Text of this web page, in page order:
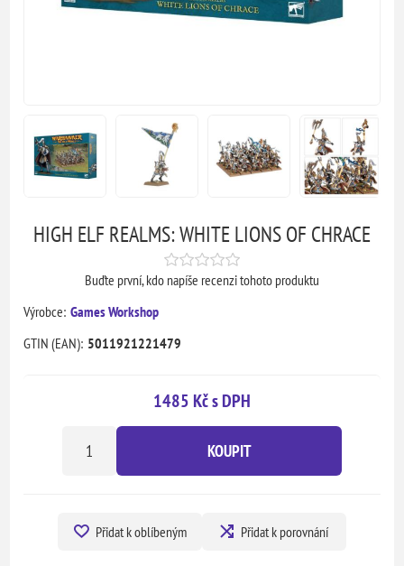
HIGH ELF REALMS: WHITE LIONS OF CHRACE
Buďte první, kdo napíše recenzi tohoto produktu
Výrobce: Games Workshop
GTIN (EAN): 5011921221479
1485 Kč s DPH
KOUPIT
Přidat k oblíbeným Přidat k porovnání